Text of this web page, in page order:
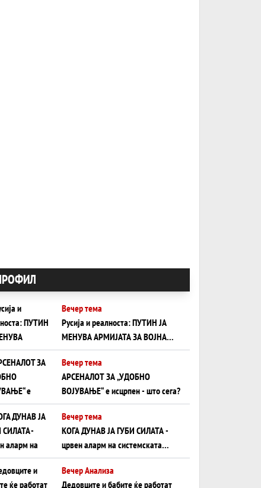
Вечер тема
Русија и реалноста: ПУТИН ЈА
МЕНУВА АРМИЈАТА ЗА ВОЈНА
ШТО ОСТАНУВА БЕЗ ФРОНТ
Вечер тема
АРСЕНАЛОТ ЗА „УДОБНО
ВОЈУВАЊЕ“ е исцрпен - што сега?
Вечер тема
КОГА ДУНАВ ЈА ГУБИ СИЛАТА -
црвен аларм на системската
плоча од јужна Германија до
Црното Море...
Вечер Анализа
Дедовците и бабите ќе работат